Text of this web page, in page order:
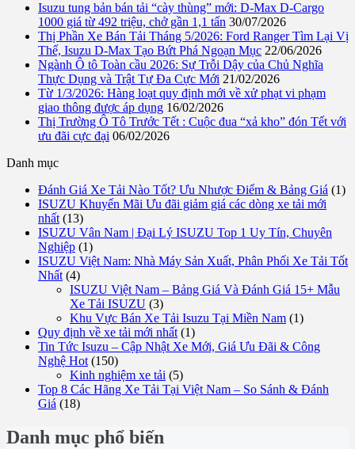
Isuzu tung bản bán tải “cày thùng” mới: D-Max D-Cargo
1000 giá từ 492 triệu, chở gần 1,1 tấn 30/07/2026
Thị Phần Xe Bán Tải Tháng 5/2026: Ford Ranger Tìm Lại Vị
Thế, Isuzu D-Max Tạo Bứt Phá Ngoạn Mục 22/06/2026
Ngành Ô tô Toàn cầu 2026: Sự Trỗi Dậy của Chủ Nghĩa
Thực Dụng và Trật Tự Đa Cực Mới 21/02/2026
Từ 1/3/2026: Hàng loạt quy định mới về xử phạt vi phạm
giao thông được áp dụng 16/02/2026
Thị Trường Ô Tô Trước Tết : Cuộc đua “xả kho” đón Tết với
ưu đãi cực đại 06/02/2026
Danh mục
Đánh Giá Xe Tải Nào Tốt? Ưu Nhược Điểm & Bảng Giá (1)
ISUZU Khuyến Mãi Ưu đãi giảm giá các dòng xe tải mới
nhất(13)
ISUZU Vân Nam | Đại Lý ISUZU Top 1 Uy Tín, Chuyên
Nghiệp (1)
ISUZU Việt Nam: Nhà Máy Sản Xuất, Phân Phối Xe Tải Tốt
Nhất(4)
ISUZU Việt Nam – Bảng Giá Và Đánh Giá 15+ Mẫu
Xe Tải ISUZU (3)
Khu Vực Bán Xe Tải Isuzu Tại Miền Nam (1)
Quy định về xe tải mới nhất(1)
Tin Tức Isuzu – Cập Nhật Xe Mới, Giá Ưu Đãi & Công
Nghệ Hot(150)
Kinh nghiệm xe tải (5)
Top 8 Các Hãng Xe Tải Tại Việt Nam – So Sánh & Đánh
Giá (18)
Danh mục phổ biến